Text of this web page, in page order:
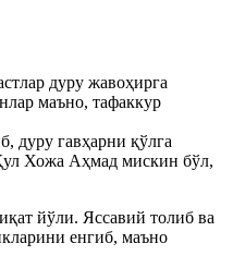
дуру жавоҳирга
маъно, тафаккур
дуру гавҳарни қўлга
Хожа Аҳмад мискин бўл,
йўли. Яссавий толиб ва
енгиб, маъно